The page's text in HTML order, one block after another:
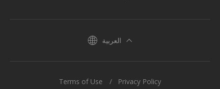
العربية
Terms of Use Privacy Policy